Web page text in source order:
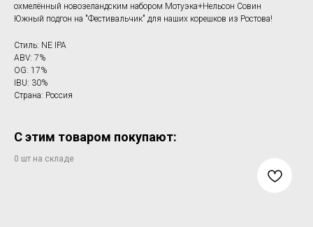
охмелённый новозеландским набором Мотуэка+Нельсон Совин
Южный подгон на "Фестивальчик" для наших корешков из Ростова!
Стиль: NE IPA
ABV: 7%
OG: 17%
IBU: 30%
Страна: Россия
С этим товаром покупают: